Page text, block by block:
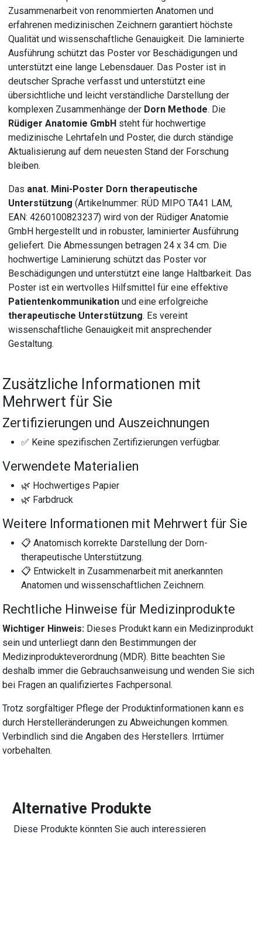
Zusammenarbeit von renommierten Anatomen und
erfahrenen medizinischen Zeichnern garantiert höchste
Qualität und wissenschaftliche Genauigkeit. Die laminierte
Ausführung schützt das Poster vor Beschädigungen und
unterstützt eine lange Lebensdauer. Das Poster ist in
deutscher Sprache verfasst und unterstützt eine
übersichtliche und leicht verständliche Darstellung der
komplexen Zusammenhänge der Dorn Methode. Die
Rüdiger Anatomie GmbH steht für hochwertige
medizinische Lehrtafeln und Poster, die durch ständige
Aktualisierung auf dem neuesten Stand der Forschung
bleiben.
Das anat. Mini-Poster Dorn therapeutische
Unterstützung (Artikelnummer: RÜD MIPO TA41 LAM,
EAN: 4260100823237) wird von der Rüdiger Anatomie
GmbH hergestellt und in robuster, laminierter Ausführung
geliefert. Die Abmessungen betragen 24 x 34 cm. Die
hochwertige Laminierung schützt das Poster vor
Beschädigungen und unterstützt eine lange Haltbarkeit. Das
Poster ist ein wertvolles Hilfsmittel für eine effektive
Patientenkommunikation und eine erfolgreiche
therapeutische Unterstützung. Es vereint
wissenschaftliche Genauigkeit mit ansprechender
Gestaltung.
Zusätzliche Informationen mit
Mehrwert für Sie
Zertifizierungen und Auszeichnungen
✅ Keine spezifischen Zertifizierungen verfügbar.
Verwendete Materialien
🌿 Hochwertiges Papier
🌿 Farbdruck
Weitere Informationen mit Mehrwert für Sie
📋 Anatomisch korrekte Darstellung der Dorn-
therapeutische Unterstützung.
📋 Entwickelt in Zusammenarbeit mit anerkannten
Anatomen und wissenschaftlichen Zeichnern.
Rechtliche Hinweise für Medizinprodukte
Wichtiger Hinweis: Dieses Produkt kann ein Medizinprodukt
sein und unterliegt dann den Bestimmungen der
Medizinprodukteverordnung (MDR). Bitte beachten Sie
deshalb immer die Gebrauchsanweisung und wenden Sie sich
bei Fragen an qualifiziertes Fachpersonal.
Trotz sorgfältiger Pflege der Produktinformationen kann es
durch Herstelleränderungen zu Abweichungen kommen.
Verbindlich sind die Angaben des Herstellers. Irrtümer
vorbehalten.
Alternative Produkte
Diese Produkte könnten Sie auch interessieren